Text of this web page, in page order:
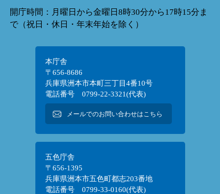
開庁時間：月曜日から金曜日8時30分から17時15分ま
で（祝日・休日・年末年始を除く）
本庁舎
〒656-8686
兵庫県洲本市本町三丁目4番10号
電話番号 0799-22-3321(代表)
メールでのお問い合わせはこちら
五色庁舎
〒656-1395
兵庫県洲本市五色町都志203番地
電話番号 0799-33-0160(代表)